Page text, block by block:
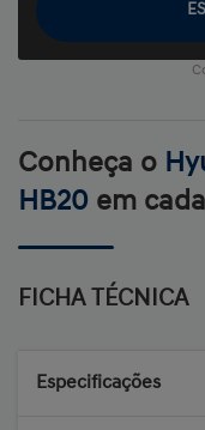
Conheça o
HB20 em
FICHA TÉCNICA
Especificações